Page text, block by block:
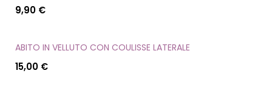
9,90 €
ABITO IN VELLUTO CON COULISSE LATERALE
15,00 €